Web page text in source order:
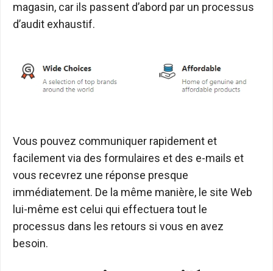
magasin, car ils passent d’abord par un processus
d’audit exhaustif.
Vous pouvez communiquer rapidement et
facilement via des formulaires et des e-mails et
vous recevrez une réponse presque
immédiatement. De la même manière, le site Web
lui-même est celui qui effectuera tout le
processus dans les retours si vous en avez
besoin.